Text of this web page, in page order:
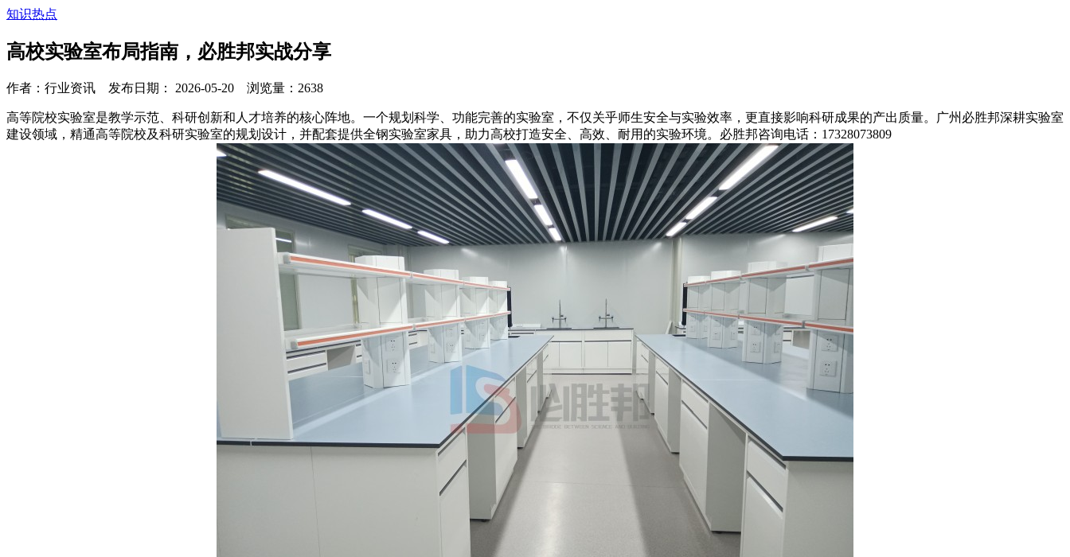
知识热点
高校实验室布局指南，必胜邦实战分享
作者：行业资讯 发布日期： 2026-05-20 浏览量： 2638
高等院校实验室是教学示范、科研创新和人才培养的核心阵地。一个规划科学、功能完善的实验室，不仅关乎师生安全与实验效率，更直接影响科研成果的产出质量。广州必胜邦深耕实验室
建设领域，精通高等院校及科研实验室的规划设计，并配套提供全钢实验室家具，助力高校打造安全、高效、耐用的实验环境。必胜邦咨询电话：17328073809